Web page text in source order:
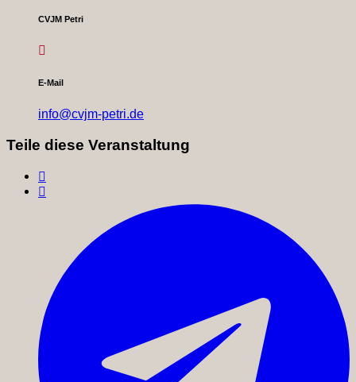
CVJM Petri
E-Mail
info@cvjm-petri.de
Teile diese Veranstaltung